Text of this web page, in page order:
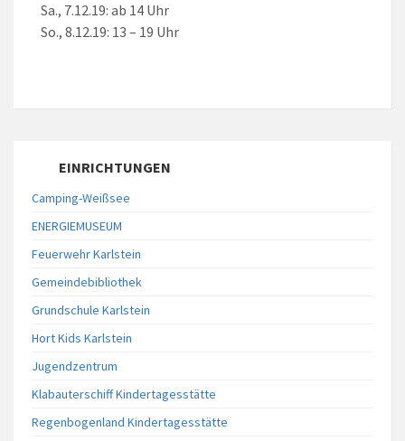
Sa., 7.12.19: ab 14 Uhr
So., 8.12.19: 13 – 19 Uhr
EINRICHTUNGEN
Camping-Weißsee
ENERGIEMUSEUM
Feuerwehr Karlstein
Gemeindebibliothek
Grundschule Karlstein
Hort Kids Karlstein
Jugendzentrum
Klabauterschiff Kindertagesstätte
Regenbogenland Kindertagesstätte